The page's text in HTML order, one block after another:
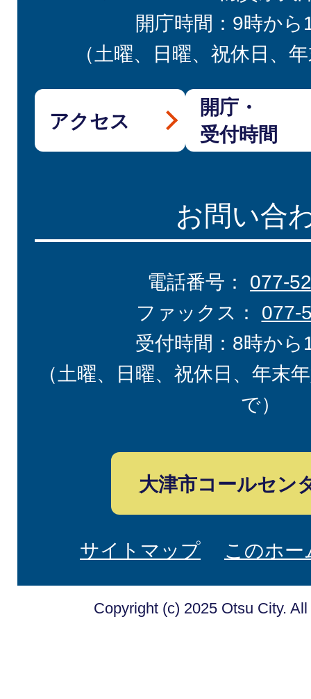
開庁時間：9時から
（土曜、日曜、祝休日、
アクセス
開庁・
受付時間
お問い合
電話番号： 077-
ファックス： 077-
受付時間：8時から
（土曜、日曜、祝休日、年末
で）
大津市コールセン
サイトマップ このホ
Copyright (c) 2025 Otsu City.